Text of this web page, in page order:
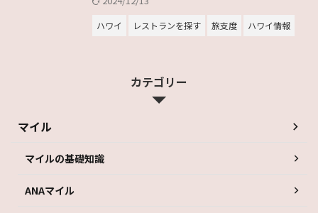
ハワイ レストランを探す 旅支度 ハワイ情報
カテゴリー
マイル
マイルの基礎知識
ANAマイル